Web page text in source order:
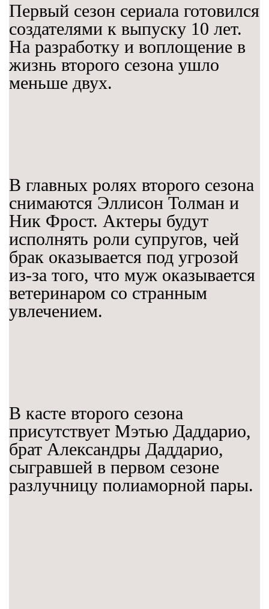
Первый сезон сериала готовился
создателями к выпуску 10 лет.
На разработку и воплощение в
жизнь второго сезона ушло
меньше двух.
В главных ролях второго сезона
снимаются Эллисон Толман и
Ник Фрост. Актеры будут
исполнять роли супругов, чей
брак оказывается под угрозой
из-за того, что муж оказывается
ветеринаром со странным
увлечением.
В касте второго сезона
присутствует Мэтью Даддарио,
брат Александры Даддарио,
сыгравшей в первом сезоне
разлучницу полиаморной пары.